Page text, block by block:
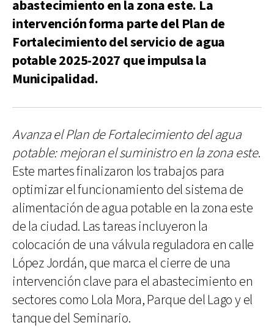
abastecimiento en la zona este. La
intervención forma parte del Plan de
Fortalecimiento del servicio de agua
potable 2025-2027 que impulsa la
Municipalidad.
Avanza el Plan de Fortalecimiento del agua
potable: mejoran el suministro en la zona este.
Este martes finalizaron los trabajos para
optimizar el funcionamiento del sistema de
alimentación de agua potable en la zona este
de la ciudad. Las tareas incluyeron la
colocación de una válvula reguladora en calle
López Jordán, que marca el cierre de una
intervención clave para el abastecimiento en
sectores como Lola Mora, Parque del Lago y el
tanque del Seminario.